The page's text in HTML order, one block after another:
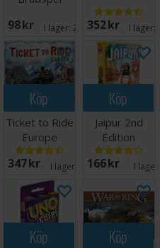
98 SEK I lager: 20+352 SEK I lager:
Köp
Ticket to Ride
Europe
Brädspel
347 SEK I lager: 20+
Köp
Jaipur 2nd
Edition
Brädspel
166 SEK I lager:
Köp Köp